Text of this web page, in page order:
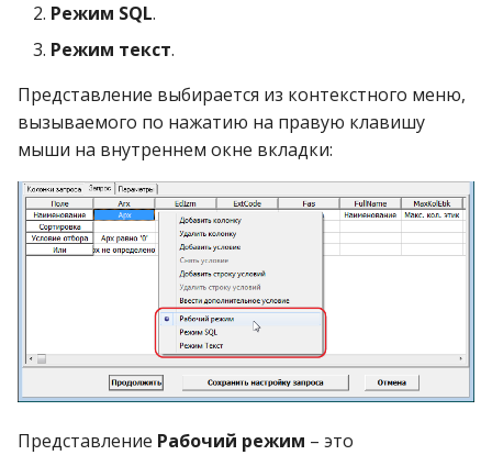
Режим SQL.
Режим текст.
Представление выбирается из контекстного меню,
вызываемого по нажатию на правую клавишу
мыши на внутреннем окне вкладки:
Представление Рабочий режим – это